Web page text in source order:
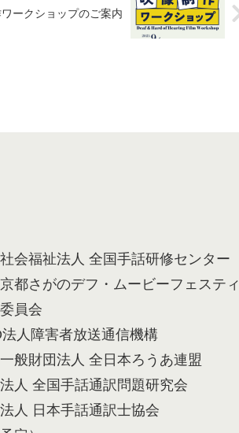
ークショップのご案内
社会福祉法人 全国手話研修センター
京都さがのデフ・ムービーフェスティ
員会
人障害者放送通信機構
一般財団法人 全日本ろうあ連盟
人 全国手話通訳問題研究会
人 日本手話通訳士協会